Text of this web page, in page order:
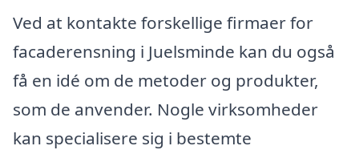
Ved at kontakte forskellige firmaer for
facaderensning i Juelsminde kan du også
få en idé om de metoder og produkter,
som de anvender. Nogle virksomheder
kan specialisere sig i bestemte